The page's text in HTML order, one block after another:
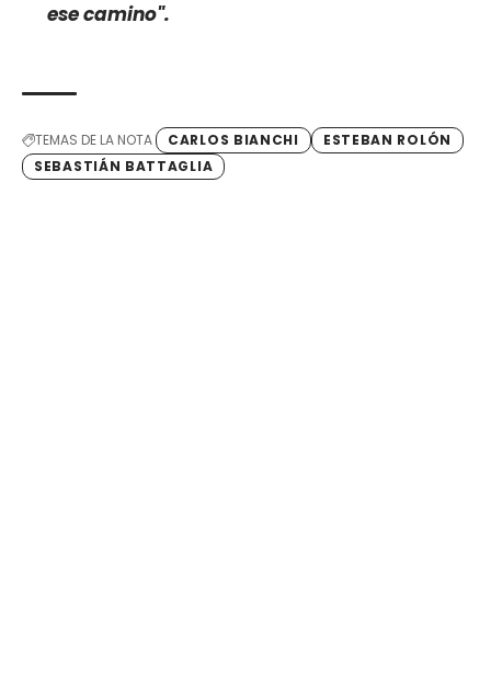
ese camino".
TEMAS DE LA NOTA CARLOS BIANCHI
ESTEBAN ROLÓN
SEBASTIÁN BATTAGLIA